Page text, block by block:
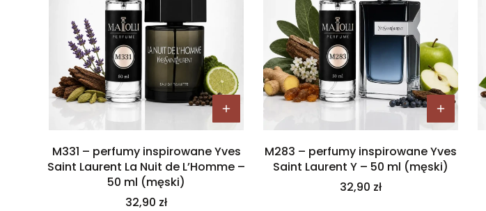
M331 – perfumy inspirowane Yves
Saint Laurent La Nuit de L’Homme –
50 ml (męski)
Cena
32,90 zł
M283 – perfumy inspirowane Yves
Saint Laurent Y – 50 ml (męski)
Cena
32,90 zł